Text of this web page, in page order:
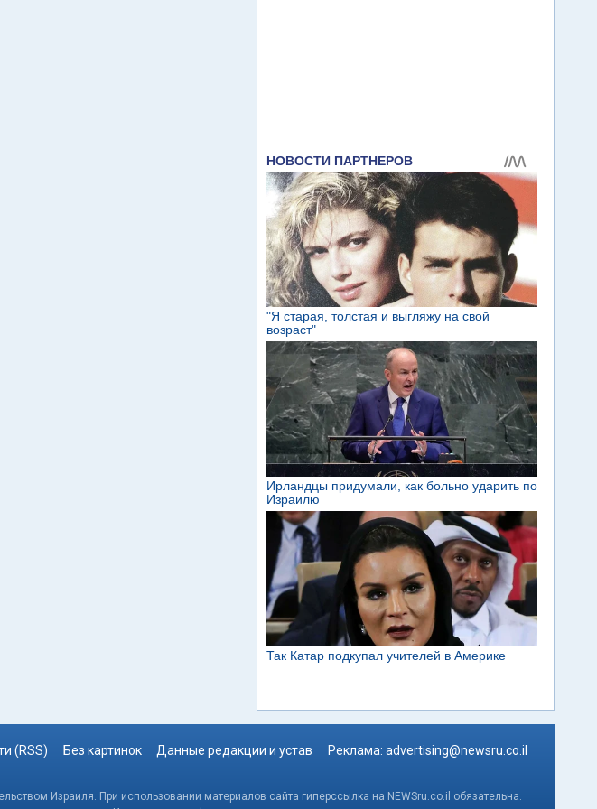
(RSS) Без картинок Данные редакции и устав Реклама: advertising@newsru.co.il
Израиля. При использовании материалов сайта гиперссылка на NEWSru.co.il обязательна.